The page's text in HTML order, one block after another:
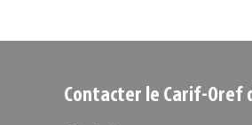
Contacter le Carif-Oref